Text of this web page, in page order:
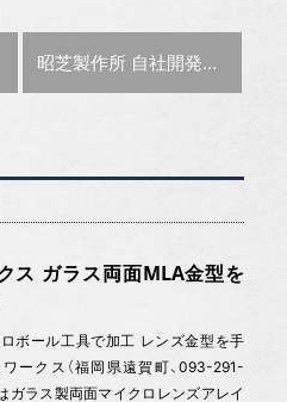
次の記事 :
昭芝製作所 自社開発したシステム活用し、金型の棚卸や探索時間を削減【特集：デジタル活用術】
ス ガラス両面MLA金型を
ボール工具で加工 レンズ金型を手
ークス（福岡県遠賀町、093-291-
ガラス製両面マイクロレンズアレイ